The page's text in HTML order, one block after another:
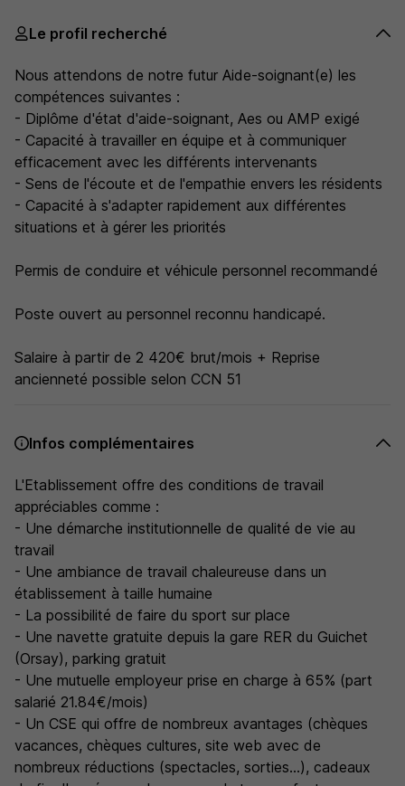
Le profil recherché
Nous attendons de notre futur Aide-soignant(e) les
compétences suivantes :
- Diplôme d'état d'aide-soignant, Aes ou AMP exigé
- Capacité à travailler en équipe et à communiquer
efficacement avec les différents intervenants
- Sens de l'écoute et de l'empathie envers les résidents
- Capacité à s'adapter rapidement aux différentes
situations et à gérer les priorités
Permis de conduire et véhicule personnel recommandé
Poste ouvert au personnel reconnu handicapé.
Salaire à partir de 2 420€ brut/mois + Reprise
ancienneté possible selon CCN 51
Infos complémentaires
L'Etablissement offre des conditions de travail
appréciables comme :
- Une démarche institutionnelle de qualité de vie au
travail
- Une ambiance de travail chaleureuse dans un
établissement à taille humaine
- La possibilité de faire du sport sur place
- Une navette gratuite depuis la gare RER du Guichet
(Orsay), parking gratuit
- Une mutuelle employeur prise en charge à 65% (part
salarié 21.84€/mois)
- Un CSE qui offre de nombreux avantages (chèques
vacances, chèques cultures, site web avec de
nombreux réductions (spectacles, sorties...), cadeaux